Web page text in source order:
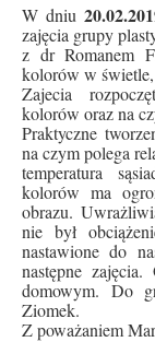
W dniu
zajęcia grupy
z dr Romanem
kolorów w
Zajecia
kolorów oraz na
Praktyczne
na czym polega
temperatura
kolorów ma
obrazu.
nie był
nastawione do
następne
domowym. Do
Ziomek.
Z poważaniem